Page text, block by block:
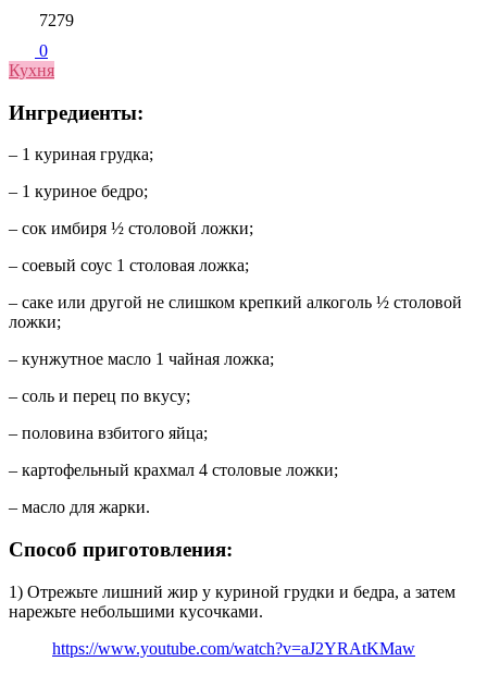
7279
0
Кухня
Ингредиенты:
– 1 куриная грудка;
– 1 куриное бедро;
– сок имбиря ½ столовой ложки;
– соевый соус 1 столовая ложка;
– саке или другой не слишком крепкий алкоголь ½ столовой
ложки;
– кунжутное масло 1 чайная ложка;
– соль и перец по вкусу;
– половина взбитого яйца;
– картофельный крахмал 4 столовые ложки;
– масло для жарки.
Способ приготовления:
1) Отрежьте лишний жир у куриной грудки и бедра, а затем
нарежьте небольшими кусочками.
https://www.youtube.com/watch?v=aJ2YRAtKMaw